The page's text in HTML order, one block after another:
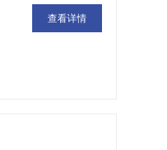
查看详情